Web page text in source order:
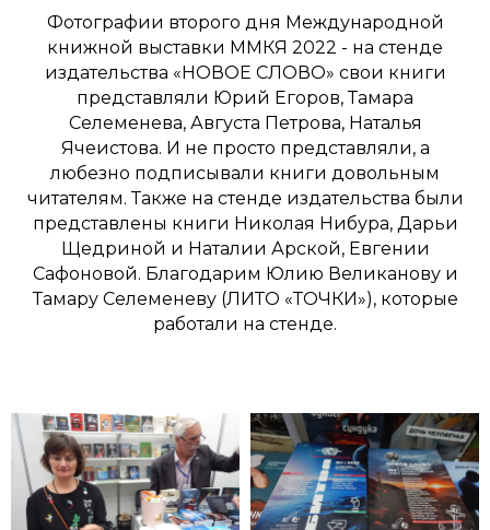
Фотографии второго дня Международной
книжной выставки ММКЯ 2022 - на стенде
издательства «НОВОЕ СЛОВО» свои книги
представляли Юрий Егоров, Тамара
Селеменева, Августа Петрова, Наталья
Ячеистова. И не просто представляли, а
любезно подписывали книги довольным
читателям. Также на стенде издательства были
представлены книги Николая Нибура, Дарьи
Щедриной и Наталии Арской, Евгении
Сафоновой. Благодарим Юлию Великанову и
Тамару Селеменеву (ЛИТО «ТОЧКИ»), которые
работали на стенде.